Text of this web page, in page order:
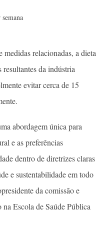
medidas relacionadas, a dieta
resultantes da indústria
evitar cerca de 15
abordagem única para
e as preferências
dentro de diretrizes claras
e sustentabilidade em todo
da comissão e
Escola de Saúde Pública